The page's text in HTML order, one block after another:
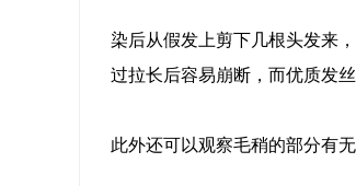
染后从假发上剪下几根头发来
过拉长后容易崩断，而优质发
此外还可以观察毛稍的部分有